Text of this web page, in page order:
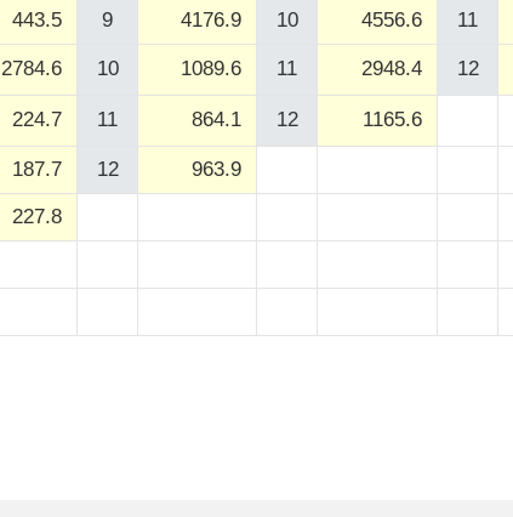
443.5 9 4176.9 10 4556.6 11
2784.6 10 1089.6 11 2948.4 12
224.7 11 864.1 12 1165.6
187.7 12 963.9
227.8